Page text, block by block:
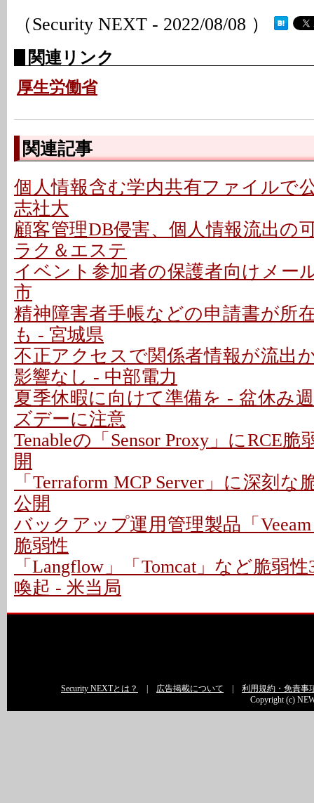
（Security NEXT - 2022/08/08 ）
関連リンク
厚生労働省
関連記事
個人情報含む学内共有ファイルで
志社大
顧客管理DB侵害、個人情報流出の
ラク＆エステ
イベント参加者の保護者向けメー
市
精神障害者手帳などの申請書が所
も - 宮城県
不正アクセスで関係者情報が流出
影響なし - 中部電力
夏季休暇に向けて準備を - 盆休み
ズデーに注意
Tenableの「Sensor Proxy」にRCE
開
「Terraform MCP Server」に深刻
公開
バックアップ運用管理製品「
脆弱性
「Langflow」「Tomcat」など脆弱
喚起 - 米当局
Security NEXTとは？ 広告掲載について
利用規約・免責事
Copyright (c)